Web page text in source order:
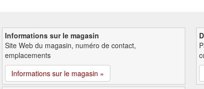
Informations sur le magasin
Site Web du magasin, numéro de contact,
emplacements
Informations sur le magasin »